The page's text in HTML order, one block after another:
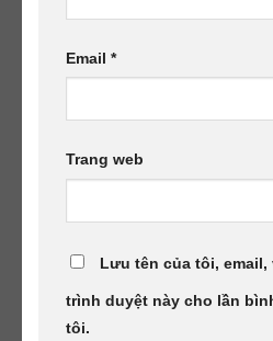
Email *
Trang web
Lưu tên của tôi, email,
trình duyệt này cho lần
tôi.